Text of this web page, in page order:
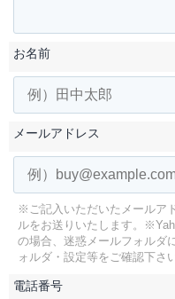
お名前
メールアドレス
※ご記入いただいたメールア
ルをお送りいたします。
の場合、迷惑メールフォルダ
ォルダ・設定等をご確認下さい
電話番号